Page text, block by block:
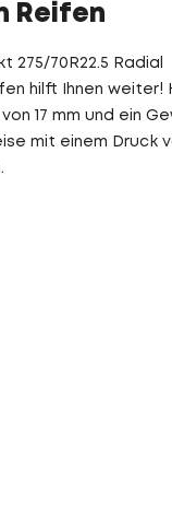
Reifen
275/70R22.5 Radial
hilft Ihnen weiter!
17 mm und ein
mit einem Druck